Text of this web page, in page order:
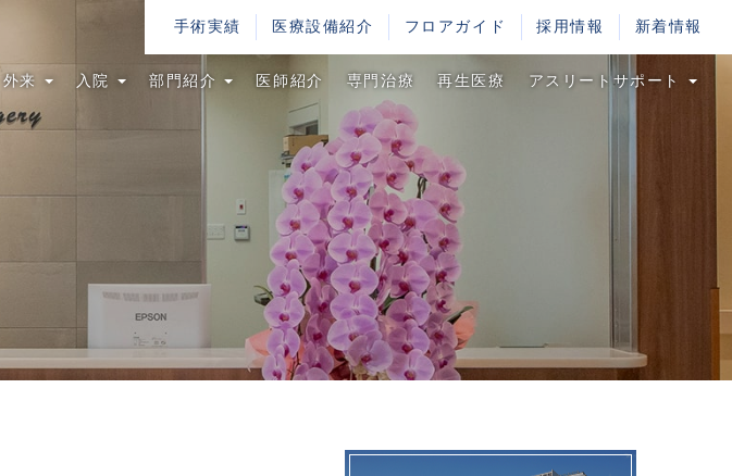
手術実績 医療設備紹介 フロアガイド 採用情報 新着情報
外来 入院 部門紹介 医師紹介 専門治療 再生医療 アスリートサポート